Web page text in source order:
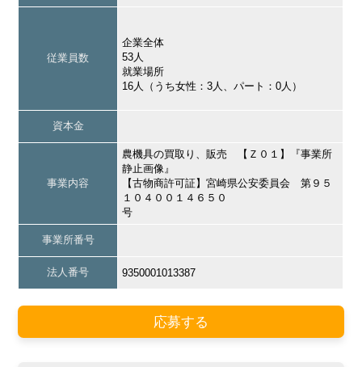
従業員数
企業全体
53人
就業場所
16人（うち女性：3人、パート：0人）
資本金
事業内容
農機具の買取り、販売 【Ｚ０１】『事業所
静止画像』
【古物商許可証】宮崎県公安委員会 第９５
１０４００１４６５０
号
事業所番号
法人番号 9350001013387
応募する